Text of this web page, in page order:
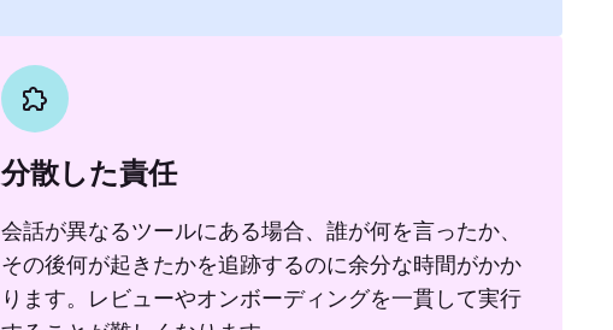
分散した責任
会話が異なるツールにある場合、誰が何を言ったか、
その後何が起きたかを追跡するのに余分な時間がかか
ります。レビューやオンボーディングを一貫して実行